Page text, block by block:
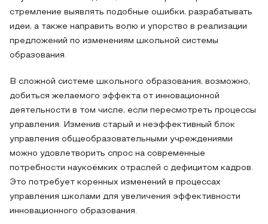
стремление выявлять подобные ошибки, разрабатывать
идеи, а также направить волю и упорство в реализации
предложений по изменениям школьной системы
образования.
В сложной системе школьного образования, возможно,
добиться желаемого эффекта от инновационной
деятельности в том числе, если пересмотреть процессы
управления. Изменив старый и неэффективный блок
управления общеобразовательными учреждениями
можно удовлетворить спрос на современные
потребности наукоёмких отраслей с дефицитом кадров.
Это потребует коренных изменений в процессах
управления школами для увеличения эффективности
инновационного образования.